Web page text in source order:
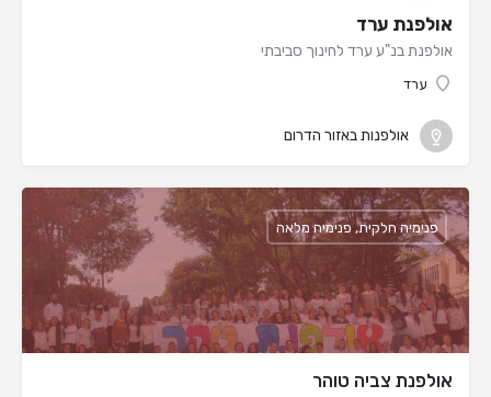
אולפנת ערד
אולפנת בנ"ע ערד לחינוך סביבתי
ערד
אולפנות באזור הדרום
אולפנת צביה טוהר
פנימיה חלקית, פנימיה מלאה